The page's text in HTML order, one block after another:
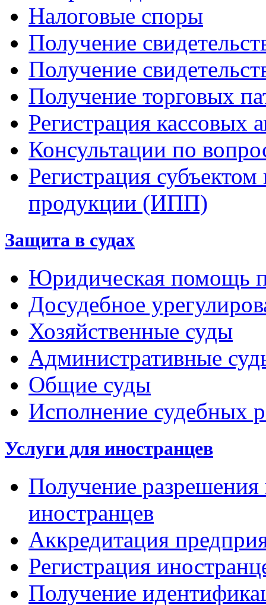
Налоговые споры
Получение
Получение
Получение торговых
Регистрация кассовых
Консультации по
Регистрация
продукции (ИПП)
Защита в судах
Юридическая помощь
Досудебное
Хозяйственные суды
Административные
Общие суды
Исполнение судебных
Услуги для иностранцев
Получение разрешения
иностранцев
Аккредитация
Регистрация
Получение